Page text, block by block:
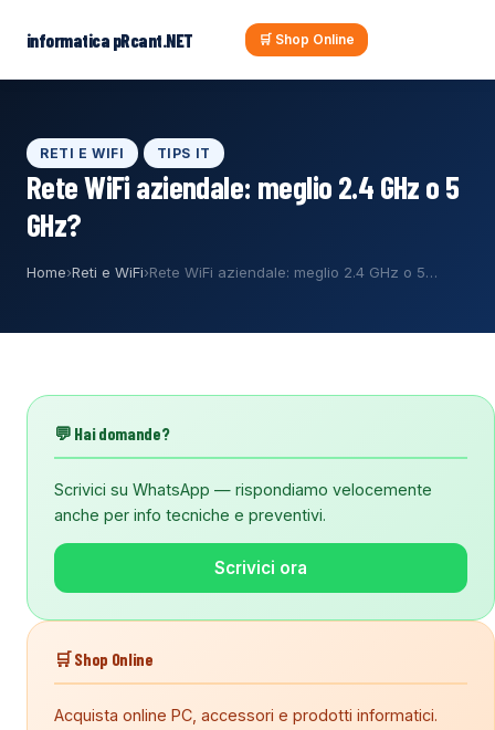
contenuto
informatica pRcant.NET 🛒 Shop Online
RETI E WIFI TIPS IT
Rete WiFi aziendale: meglio 2.4 GHz o 5
GHz?
Home›Reti e WiFi›Rete WiFi aziendale: meglio 2.4 GHz o 5…
💬 Hai domande?
Scrivici su WhatsApp — rispondiamo velocemente
anche per info tecniche e preventivi.
Scrivici ora
🛒 Shop Online
Acquista online PC, accessori e prodotti informatici.